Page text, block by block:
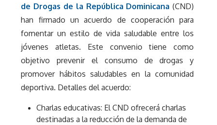
de Drogas de la República Dominicana (CND)
han firmado un acuerdo de cooperación para
fomentar un estilo de vida saludable entre los
jóvenes atletas. Este convenio tiene como
objetivo prevenir el consumo de drogas y
promover hábitos saludables en la comunidad
deportiva. Detalles del acuerdo:
Charlas educativas: El CND ofrecerá charlas
destinadas a la reducción de la demanda de